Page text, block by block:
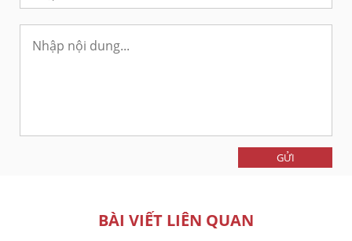
GỬI
BÀI VIẾT LIÊN QUAN